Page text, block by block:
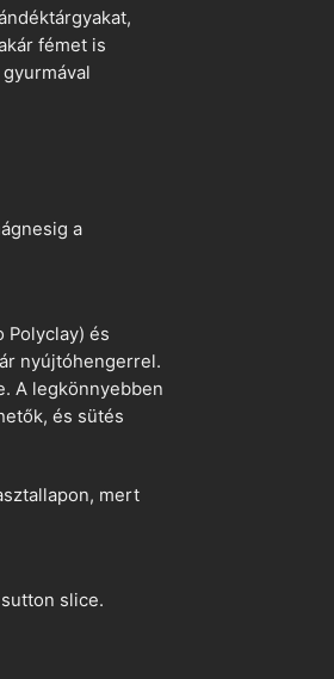
fémet is
a
Polyclay) és
nyújtóhengerrel.
A legkönnyebben
és sütés
mert
slice.